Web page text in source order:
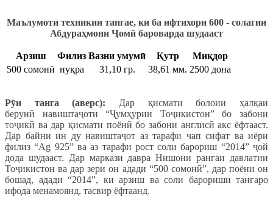
Маълумоти техникии тангае, ки ба ифтихори 600 - солагии
Абдураҳмони Ҷомӣ бароварда шудааст
Арзиш Филиз Вазни умумӣ Қутр
Миқдор
500 сомонӣ нуқра 31,10 гр. 38,61 мм. 2500 дона
Рӯи танга (аверс): Дар қисмати болоии ҳалқаи
берунӣ навиштаҷоти “Ҷумҳурии Тоҷикистон” бо забони
тоҷикӣ ва дар қисмати поёнӣ бо забони англисӣ акс ёфтааст.
Дар байни ин ду навиштаҷот аз тарафи чап сифат ва иёри
филиз “Ag 925” ва аз тарафи рост соли барориш “2014” ҷой
дода шудааст. Дар маркази давра Нишони рангаи давлатии
Тоҷикистон ва дар зери он адади “500 сомонӣ”, дар поёни он
бошад, адади “2014”, ки арзиш ва соли барориши тангаро
ифода менамоянд, тасвир ёфтаанд.